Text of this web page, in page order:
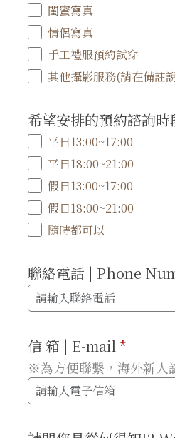
閨蜜寫真
情侶寫真
手工禮服預約試穿
其他攝影服務(請在備註
希望安排的預約諮詢
平日13:00~17:00
平日18:00~21:00
假日13:00~17:00
假日18:00~21:00
隨時都可以
聯絡電話 | Phone
信 箱 | E-mail*
※為方便聯繫，海外新人